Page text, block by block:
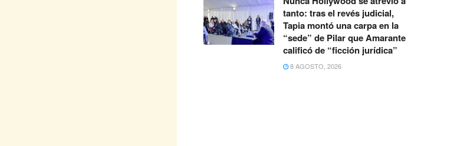
tanto: tras el revés judicial,
Tapia montó una carpa en la
“sede” de Pilar que Amarante
calificó de “ficción jurídica”
8 AGOSTO, 2026